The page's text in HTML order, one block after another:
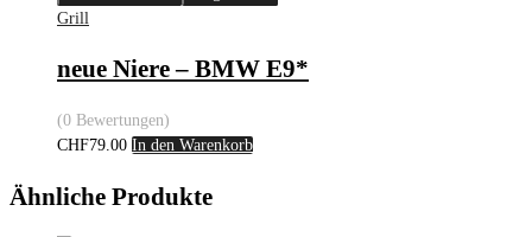
Grill
neue Niere – BMW E9*
(0 Bewertungen)
CHF79.00 In den Warenkorb
Ähnliche Produkte